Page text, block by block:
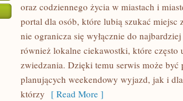
oraz codziennego życia w miastach i
portal dla osób, które lubią szukać miejsc
nie ogranicza się wyłącznie do
również lokalne ciekawostki, które często
zwiedzania. Dzięki temu serwis może
planujących weekendowy wyjazd, jak i
którzy [ Read More ]